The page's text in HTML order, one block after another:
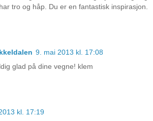
tro og håp. Du er en fantastisk inspirasjon.
9. mai 2013 kl. 17:08
glad på dine vegne! klem
kl. 17:19